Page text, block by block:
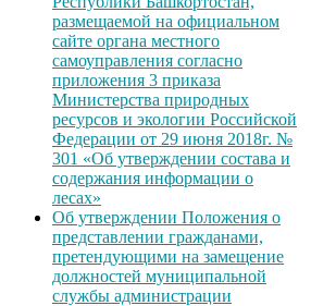
размещаемой на официальном
сайте органа местного
самоуправления согласно
приложения 3 приказа
Министерства природных
ресурсов и экологии Российской
Федерации от 29 июня 2018г. №
301 «Об утверждении состава и
содержания информации о
лесах»
Об утверждении Положения о
представлении гражданами,
претендующими на замещение
должностей муниципальной
службы администрации